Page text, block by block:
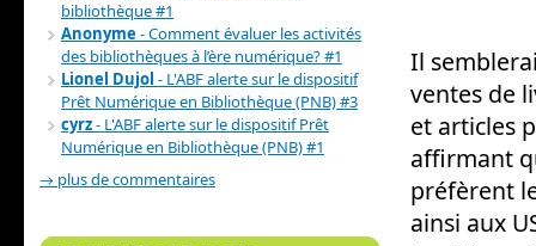
Il
ventes de
et articles
affirmant
préfèrent
ainsi aux
bibliothèque #1
Anonyme- Comment évaluer les activités
des bibliothèques à l’ère numérique? #1
Lionel Dujol - L'ABF alerte sur le dispositif
Prêt Numérique en Bibliothèque (PNB) #3
cyrz- L'ABF alerte sur le dispositif Prêt
Numérique en Bibliothèque (PNB) #1
→ plus de commentaires